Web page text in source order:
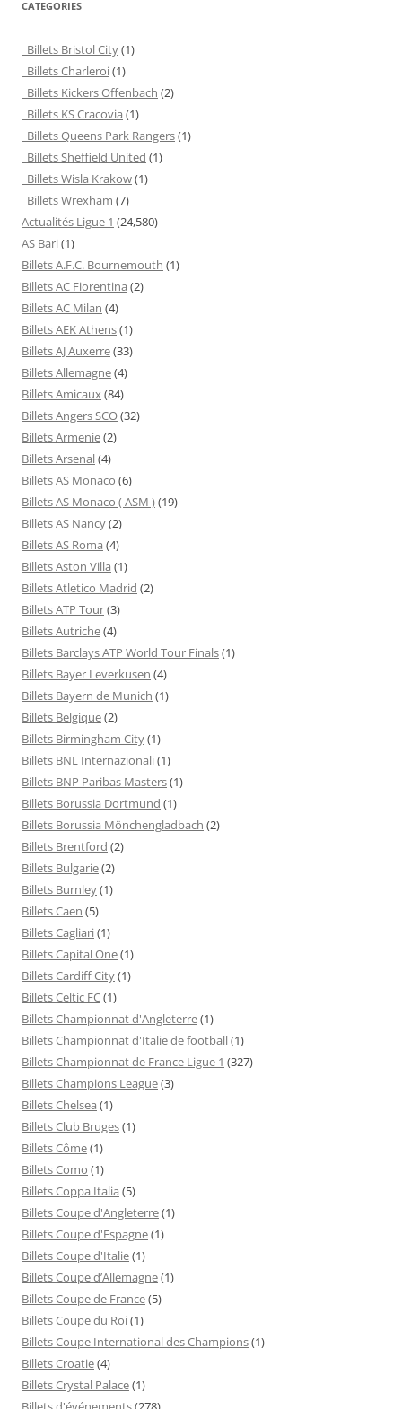
CATEGORIES
Billets Bristol City(1)
Billets Charleroi(1)
Billets Kickers Offenbach (2)
Billets KS Cracovia (1)
Billets Queens Park Rangers(1)
Billets Sheffield United (1)
Billets Wisla Krakow(1)
Billets Wrexham (7)
Actualités Ligue 1 (24,580)
AS Bari(1)
Billets A.F.C. Bournemouth (1)
Billets AC Fiorentina (2)
Billets AC Milan (4)
Billets AEK Athens(1)
Billets AJ Auxerre(33)
Billets Allemagne(4)
Billets Amicaux(84)
Billets Angers SCO(32)
Billets Armenie(2)
Billets Arsenal(4)
Billets AS Monaco (6)
Billets AS Monaco ( ASM )(19)
Billets AS Nancy(2)
Billets AS Roma (4)
Billets Aston Villa (1)
Billets Atletico Madrid (2)
Billets ATP Tour(3)
Billets Autriche(4)
Billets Barclays ATP World Tour Finals(1)
Billets Bayer Leverkusen (4)
Billets Bayern de Munich (1)
Billets Belgique(2)
Billets Birmingham City(1)
Billets BNL Internazionali(1)
Billets BNP Paribas Masters(1)
Billets Borussia Dortmund (1)
Billets Borussia Mönchengladbach (2)
Billets Brentford (2)
Billets Bulgarie(2)
Billets Burnley(1)
Billets Caen (5)
Billets Cagliari(1)
Billets Capital One(1)
Billets Cardiff City(1)
Billets Celtic FC(1)
Billets Championnat d'Angleterre(1)
Billets Championnat d'Italie de football(1)
Billets Championnat de France Ligue 1 (327)
Billets Champions League(3)
Billets Chelsea (1)
Billets Club Bruges(1)
Billets Côme(1)
Billets Como (1)
Billets Coppa Italia (5)
Billets Coupe d'Angleterre(1)
Billets Coupe d'Espagne(1)
Billets Coupe d'Italie(1)
Billets Coupe d’Allemagne(1)
Billets Coupe de France(5)
Billets Coupe du Roi(1)
Billets Coupe International des Champions(1)
Billets Croatie(4)
Billets Crystal Palace(1)